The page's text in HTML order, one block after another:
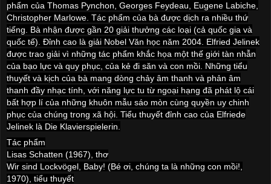
phẩm của Thomas Pynchon, Georges Feydeau, Eugene Labiche,
Christopher Marlowe. Tác phẩm của bà được dịch ra nhiều thứ
tiếng. Bà nhận được gần 20 giải thưởng các loại (cả quốc gia và
quốc tế). Đỉnh cao là giải Nobel Văn học năm 2004. Elfried Jelinek
được trao giải vì những tác phẩm khắc họa một thế giới tàn nhẫn
của bạo lực và quy phục, của kẻ đi săn và con mồi. Những tiểu
thuyết và kịch của bà mang dòng chảy âm thanh và phản âm
thanh đầy nhạc tính, với năng lực tu từ ngoại hạng đã phát lộ cái
bất hợp lí của những khuôn mẫu sáo mòn cùng quyền uy chinh
phục của chúng trong xã hội. Tiểu thuyết đỉnh cao của Elfriede
Jelinek là Die Klavierspielerin.
Tác phẩm
Lisas Schatten (1967), thơ
Wir sind Lockvögel, Baby! (Bé ơi, chúng ta là những con mồi!,
1970), tiểu thuyết